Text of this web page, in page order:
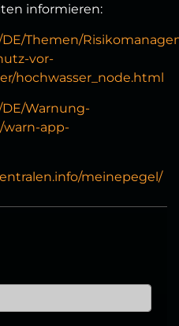
informieren:
Themen/
vor-
hochwasser_node.html
Warnung-
warn-app-
meinepegel/